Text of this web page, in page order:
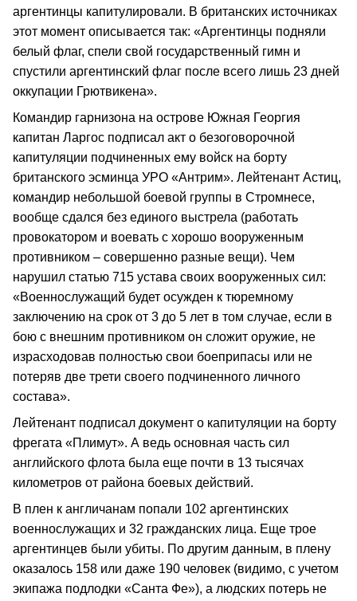
аргентинцы капитулировали. В британских источниках
этот момент описывается так: «Аргентинцы подняли
белый флаг, спели свой государственный гимн и
спустили аргентинский флаг после всего лишь 23 дней
оккупации Грютвикена».
Командир гарнизона на острове Южная Георгия
капитан Ларгос подписал акт о безоговорочной
капитуляции подчиненных ему войск на борту
британского эсминца УРО «Антрим». Лейтенант Астиц,
командир небольшой боевой группы в Стромнесе,
вообще сдался без единого выстрела (работать
провокатором и воевать с хорошо вооруженным
противником – совершенно разные вещи). Чем
нарушил статью 715 устава своих вооруженных сил:
«Военнослужащий будет осужден к тюремному
заключению на срок от 3 до 5 лет в том случае, если в
бою с внешним противником он сложит оружие, не
израсходовав полностью свои боеприпасы или не
потеряв две трети своего подчиненного личного
состава».
Лейтенант подписал документ о капитуляции на борту
фрегата «Плимут». А ведь основная часть сил
английского флота была еще почти в 13 тысячах
километров от района боевых действий.
В плен к англичанам попали 102 аргентинских
военнослужащих и 32 гражданских лица. Еще трое
аргентинцев были убиты. По другим данным, в плену
оказалось 158 или даже 190 человек (видимо, с учетом
экипажа подлодки «Санта Фе»), а людских потерь не